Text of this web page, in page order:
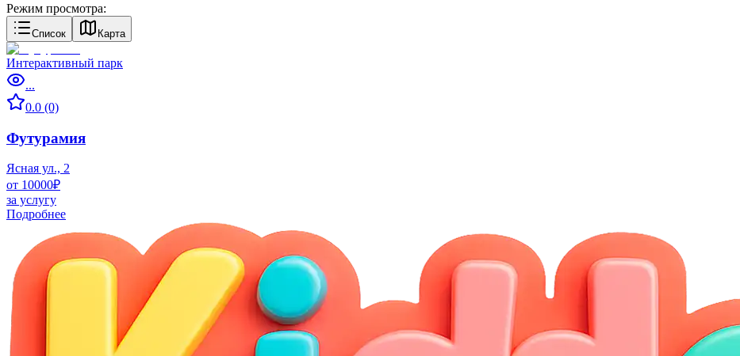
Режим просмотра:
Список Карта
Интерактивный парк
...
0.0 (0)
Футурамия
Ясная ул., 2
от 10000₽
за услугу
Подробнее